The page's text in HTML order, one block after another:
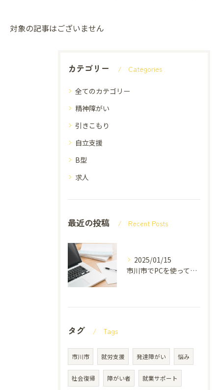
対象の記事はございません
カテゴリー Categories
全てのカテゴリー
精神障がい
引きこもり
自立支援
B型
求人
最近の投稿 Recent Posts
2025/01/15
市川市でPCを使って就労支援をしています。
タグ Tags
市川市 就労支援 発達障がい 悩み
社会復帰 障がい者 就業サポート